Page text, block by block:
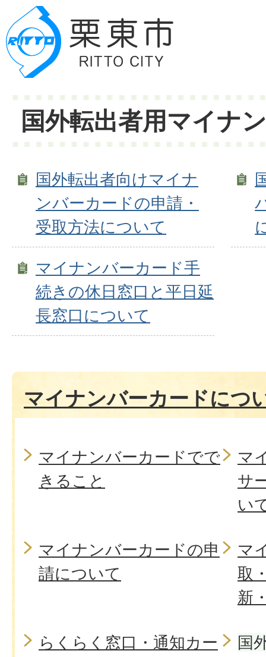
国外転出者用マイナ
国外転出者向けマイナ
ンバーカードの申請・
受取方法について
マイナンバーカード手
続きの休日窓口と平日延
長窓口について
マイナンバーカードにつ
マイナンバーカードでで
きること
マ
サ
い
マイナンバーカードの申
請について
マ
取
新
らくらく窓口・通知カー
国